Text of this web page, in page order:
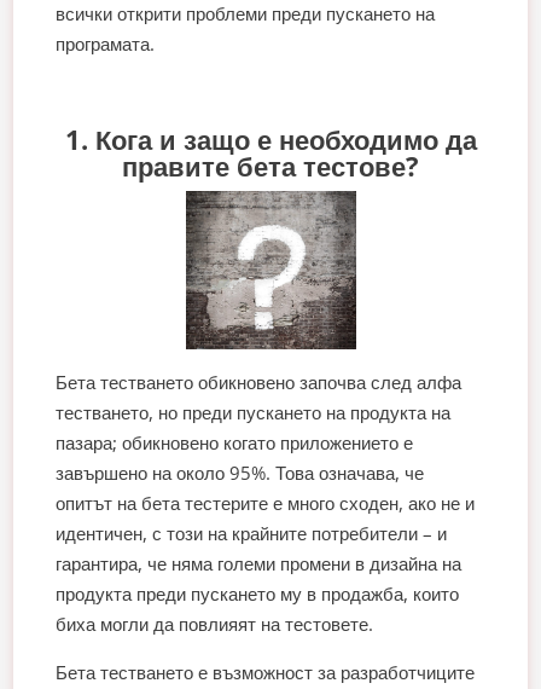
всички открити проблеми преди пускането на
програмата.
1. Кога и защо е необходимо да
правите бета тестове?
Бета тестването обикновено започва след алфа
тестването, но преди пускането на продукта на
пазара; обикновено когато приложението е
завършено на около 95%. Това означава, че
опитът на бета тестерите е много сходен, ако не и
идентичен, с този на крайните потребители – и
гарантира, че няма големи промени в дизайна на
продукта преди пускането му в продажба, които
биха могли да повлияят на тестовете.
Бета тестването е възможност за разработчиците